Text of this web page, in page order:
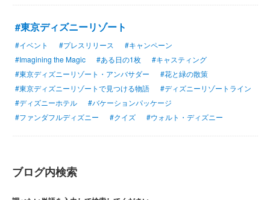
#東京ディズニーリゾート
#イベント #プレスリリース
#キャンペーン
#Imagining the Magic
#ある日の1枚
#キャスティング
#東京ディズニーリゾート・アンバサダー
#花と緑の散策
#東京ディズニーリゾートで見つける物語
#ディズニーリゾートライン
#ディズニーホテル
#バケーションパッケージ
#ファンダフルディズニー
#クイズ #ウォルト・ディズニー
ブログ内検索